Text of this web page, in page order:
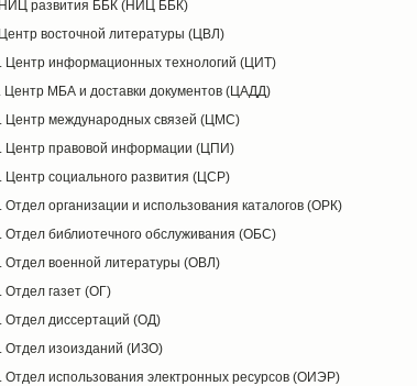
развития ББК (НИЦ ББК)
восточной литературы (ЦВЛ)
Центр информационных технологий (ЦИТ)
Центр МБА и доставки документов (ЦАДД)
Центр международных связей (ЦМС)
Центр правовой информации (ЦПИ)
Центр социального развития (ЦСР)
Отдел организации и использования каталогов (ОРК)
Отдел библиотечного обслуживания (ОБС)
Отдел военной литературы (ОВЛ)
Отдел газет (ОГ)
Отдел диссертаций (ОД)
Отдел изоизданий (ИЗО)
Отдел использования электронных ресурсов (ОИЭР)